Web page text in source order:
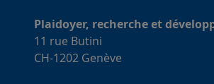
Plaidoyer, recherche et
11 rue Butini
CH-1202 Genève